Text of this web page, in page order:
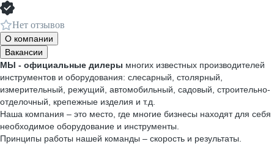
Нет отзывов
О компании
Вакансии
МЫ - официальные дилеры многих известных производителей
инструментов и оборудования: слесарный, столярный,
измерительный, режущий, автомобильный, садовый, строительно-
отделочный, крепежные изделия и т.д.
Наша компания – это место, где многие бизнесы находят для себя
необходимое оборудование и инструменты.
Принципы работы нашей команды – скорость и результаты.